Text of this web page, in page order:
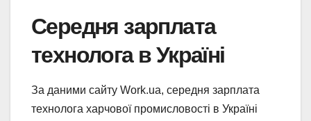
Середня зарплата
технолога в Україні
За даними сайту Work.ua, середня зарплата
технолога харчової промисловості в Україні